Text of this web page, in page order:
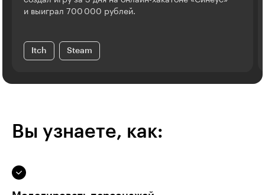
и выиграл 700 000 рублей.
Itch Steam
Вы узнаете, как: